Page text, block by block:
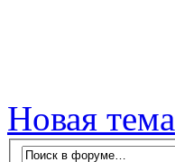
Новая тема